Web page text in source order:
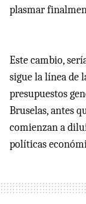
plasmar
Este cambio,
sigue la línea de
presupuestos
Bruselas, antes
comienzan a
políticas